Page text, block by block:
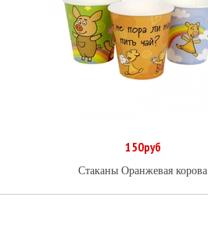
В корзину
150руб
Стаканы Оранжевая корова